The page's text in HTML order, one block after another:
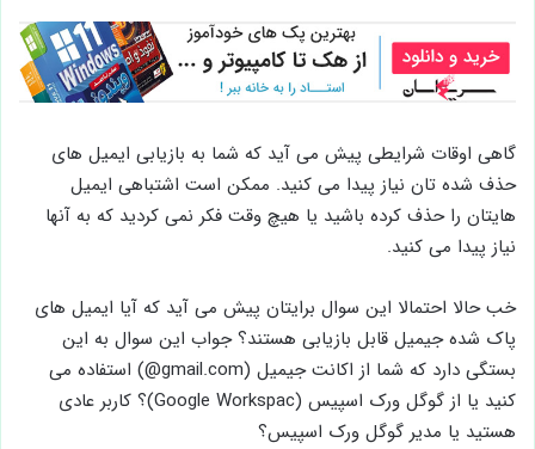
گاهی اوقات شرایطی پیش می آید که شما به بازیابی ایمیل های
حذف شده تان نیاز پیدا می کنید. ممکن است اشتباهی ایمیل
هایتان را حذف کرده باشید یا هیچ وقت فکر نمی کردید که به آنها
نیاز پیدا می کنید.
خب حالا احتمالا این سوال برایتان پیش می آید که آیا ایمیل های
پاک شده جیمیل قابل بازیابی هستند؟ جواب این سوال به این
بستگی دارد که شما از اکانت جیمیل (gmail.com@) استفاده می
کنید یا از گوگل ورک اسپیس (Google Workspac)؟ کاربر عادی
هستید یا مدیر گوگل ورک اسپیس؟